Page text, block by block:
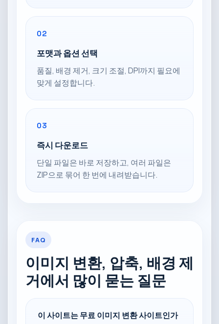
02
포맷과 옵션 선택
품질, 배경 제거, 크기 조절, DPI까지 필요에
맞게 설정합니다.
03
즉시 다운로드
단일 파일은 바로 저장하고, 여러 파일은
ZIP으로 묶어 한 번에 내려받습니다.
FAQ
이미지 변환, 압축, 배경 제
거에서 많이 묻는 질문
이 사이트는 무료 이미지 변환 사이트인가